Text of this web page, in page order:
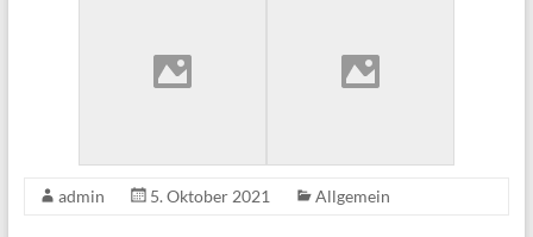
admin 5. Oktober 2021 Allgemein